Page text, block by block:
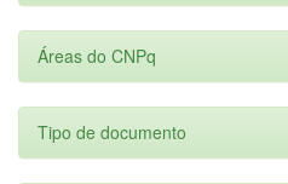
Áreas do CNPq
Tipo de documento